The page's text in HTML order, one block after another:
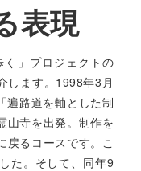
表現
く」プロジェクトの
します。1998年3月
遍路道を軸とした制
山寺を出発。制作を
戻るコースです。こ
た。そして、同年9